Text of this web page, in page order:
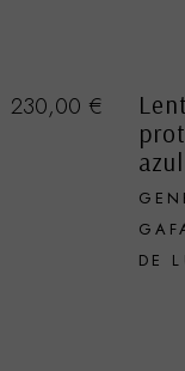
230,00 €
azul
DE